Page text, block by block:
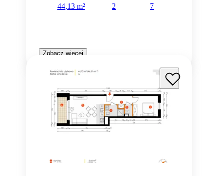
44,13 m²
2
7
Zobacz więcej